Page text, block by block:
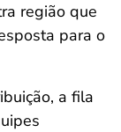
região que
para o
a fila